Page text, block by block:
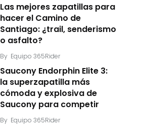
Las mejores zapatillas para
hacer el Camino de
Santiago: ¿trail, senderismo
o asfalto?
By Equipo 365Rider
Saucony Endorphin Elite 3:
la superzapatilla más
cómoda y explosiva de
Saucony para competir
By Equipo 365Rider